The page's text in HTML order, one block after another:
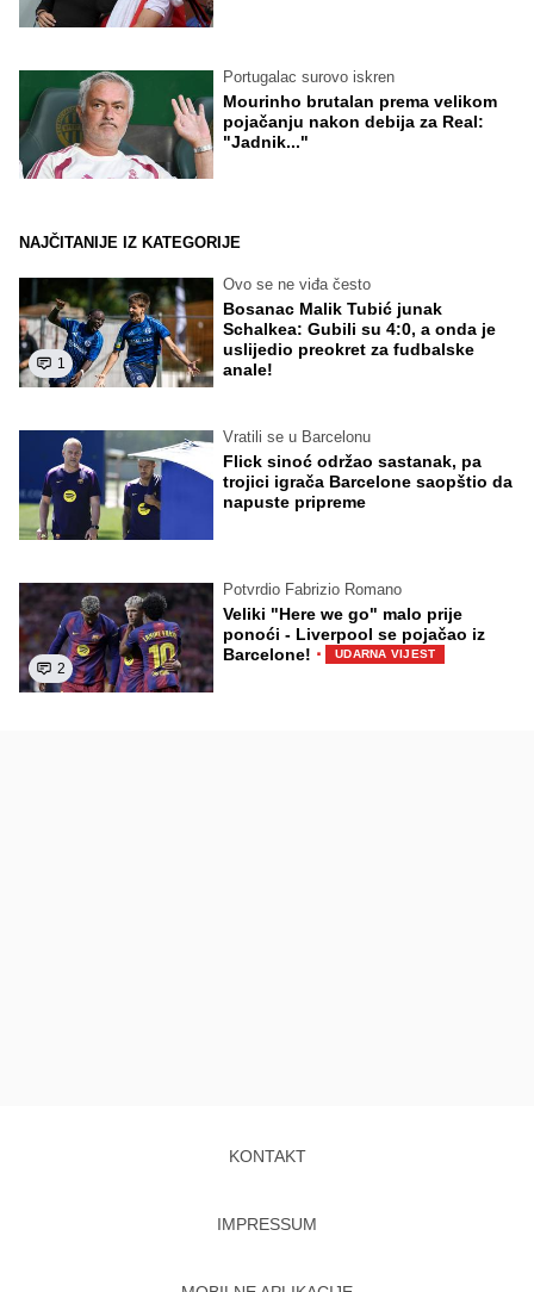
Portugalac surovo iskren
Mourinho brutalan prema velikom
pojačanju nakon debija za Real:
"Jadnik..."
NAJČITANIJE IZ KATEGORIJE
1
Ovo se ne viđa često
Bosanac Malik Tubić junak
Schalkea: Gubili su 4:0, a onda je
uslijedio preokret za fudbalske
anale!
Vratili se u Barcelonu
Flick sinoć održao sastanak, pa
trojici igrača Barcelone saopštio da
napuste pripreme
2
Potvrdio Fabrizio Romano
Veliki "Here we go" malo prije
ponoći - Liverpool se pojačao iz
Barcelone! · UDARNA VIJEST
KONTAKT
IMPRESSUM